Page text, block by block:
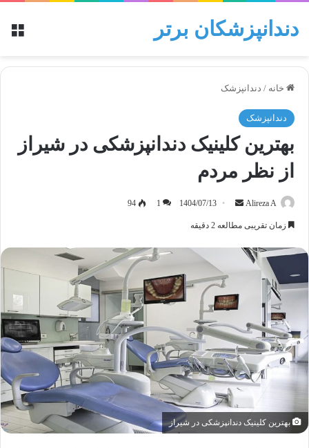
دندانپزشکان برتر
خانه / دندانپزشک
دندانپزشک
بهترین کلینیک دندانپزشکی در شیراز
از نظر مردم
Alireza A
ر
ه
ی
م
ی
ل
1404/07/13
1
94
زمان تقریبی مطالعه 2 دقیقه
بهترین کلینیک دندانپزشکی در شیراز